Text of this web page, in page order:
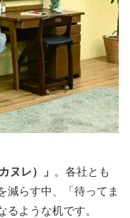
ヌレ）」
。各社とも
減らす中、「待ってま
るような机です。